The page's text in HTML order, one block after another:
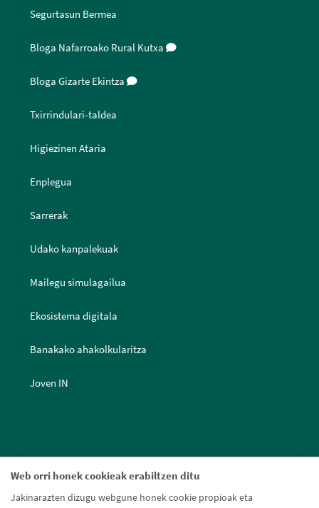
Web orri honek cookieak erabiltzen ditu
Jakinarazten dizugu webgune honek cookie propioak eta
Segurtasun Bermea
Bloga Nafarroako Rural Kutxa
Bloga Gizarte Ekintza
Txirrindulari-taldea
Higiezinen Ataria
Enplegua
Sarrerak
Udako kanpalekuak
Mailegu simulagailua
Ekosistema digitala
Banakako ahakolkularitza
Joven IN